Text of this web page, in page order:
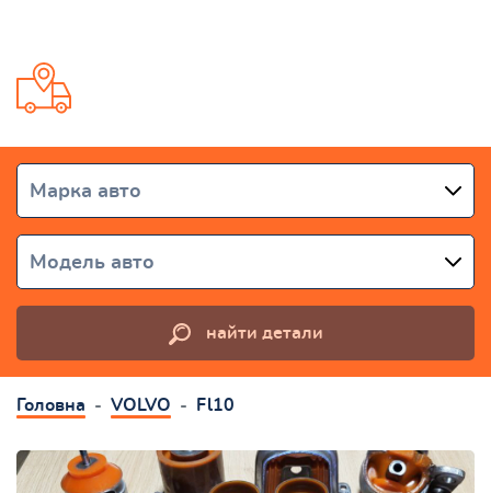
Марка авто
Модель авто
найти детали
Головна VOLVO Fl10